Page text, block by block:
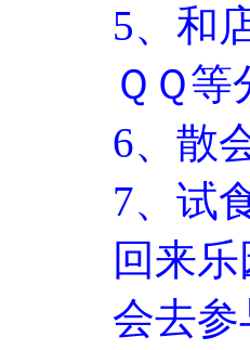
5、和
ＱＱ等
6、散
7、试
回来
会去